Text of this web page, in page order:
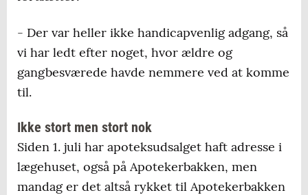
- Der var heller ikke handicapvenlig adgang, så
vi har ledt efter noget, hvor ældre og
gangbesværede havde nemmere ved at komme
til.
Ikke stort men stort nok
Siden 1. juli har apoteksudsalget haft adresse i
lægehuset, også på Apotekerbakken, men
mandag er det altså rykket til Apotekerbakken